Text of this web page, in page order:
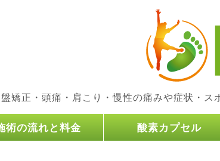
矯正・頭痛・肩こり・慢性の痛みや症状・
術の流れと料金 酸素カプセル